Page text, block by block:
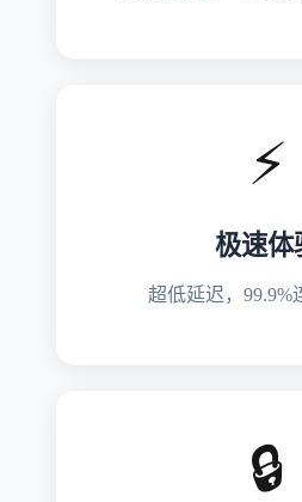
⚡
极速体
超低延迟，99.9%
🔒